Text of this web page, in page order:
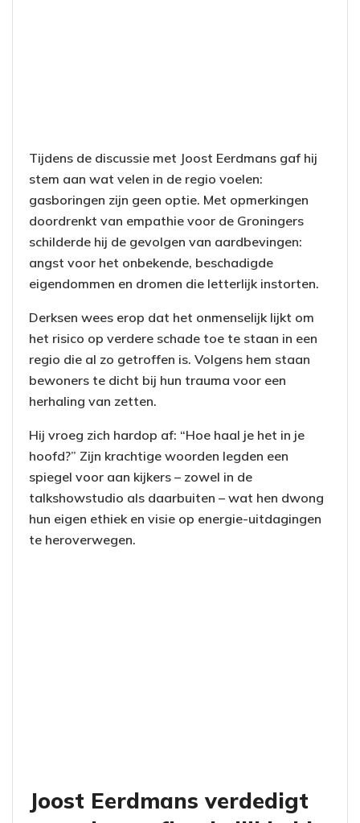
Tijdens de discussie met Joost Eerdmans gaf hij
stem aan wat velen in de regio voelen:
gasboringen zijn geen optie. Met opmerkingen
doordrenkt van empathie voor de Groningers
schilderde hij de gevolgen van aardbevingen:
angst voor het onbekende, beschadigde
eigendommen en dromen die letterlijk instorten.
Derksen wees erop dat het onmenselijk lijkt om
het risico op verdere schade toe te staan in een
regio die al zo getroffen is. Volgens hem staan
bewoners te dicht bij hun trauma voor een
herhaling van zetten.
Hij vroeg zich hardop af: “Hoe haal je het in je
hoofd?” Zijn krachtige woorden legden een
spiegel voor aan kijkers – zowel in de
talkshowstudio als daarbuiten – wat hen dwong
hun eigen ethiek en visie op energie-uitdagingen
te heroverwegen.
Joost Eerdmans verdedigt